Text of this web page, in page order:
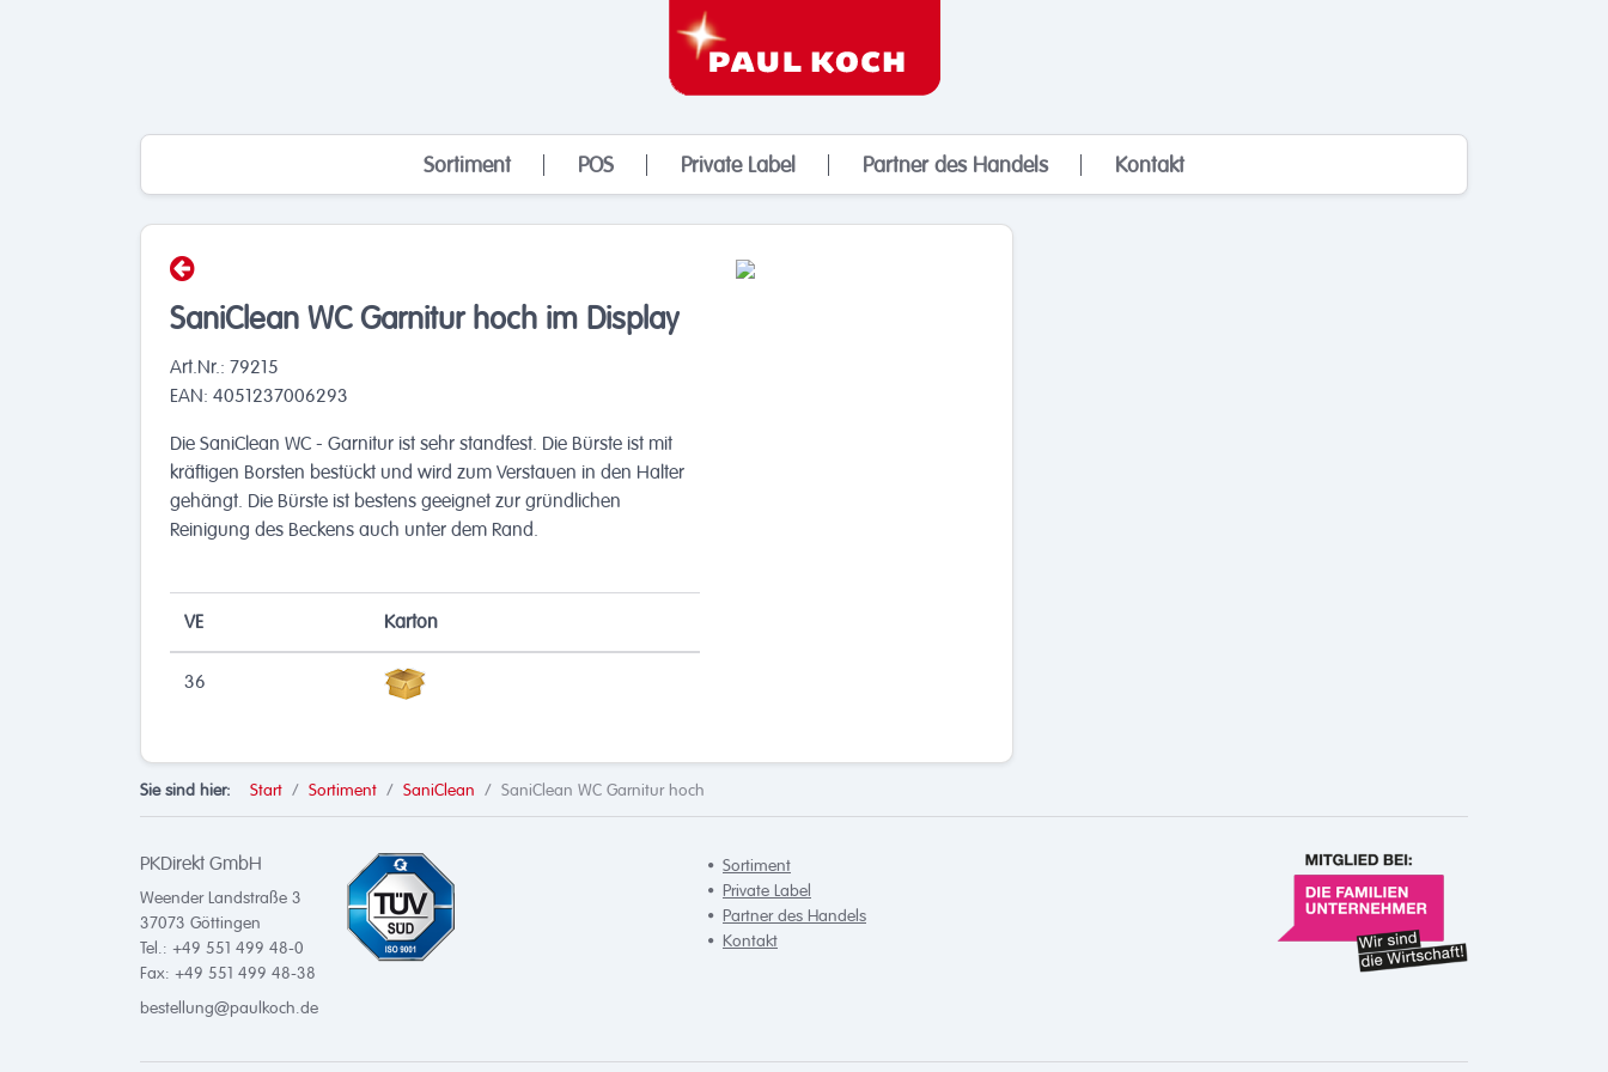
Sortiment POS Private Label Partner des Handels Kontakt
SaniClean WC Garnitur hoch im Display
Art.Nr.: 79215
EAN: 4051237006293
Die SaniClean WC - Garnitur ist sehr standfest. Die Bürste ist mit
kräftigen Borsten bestückt und wird zum Verstauen in den Halter
gehängt. Die Bürste ist bestens geeignet zur gründlichen
Reinigung des Beckens auch unter dem Rand.
VE Karton
36
Sie sind hier: Start Sortiment SaniClean SaniClean WC Garnitur hoch
PKDirekt GmbH
Weender Landstraße 3
37073 Göttingen
Tel.: +49 551 499 48-0
Fax: +49 551 499 48-38
bestellung@paulkoch.de
Sortiment
Private Label
Partner des Handels
Kontakt